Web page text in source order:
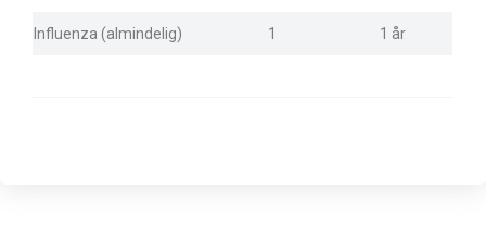
Influenza (almindelig) 1 1 år